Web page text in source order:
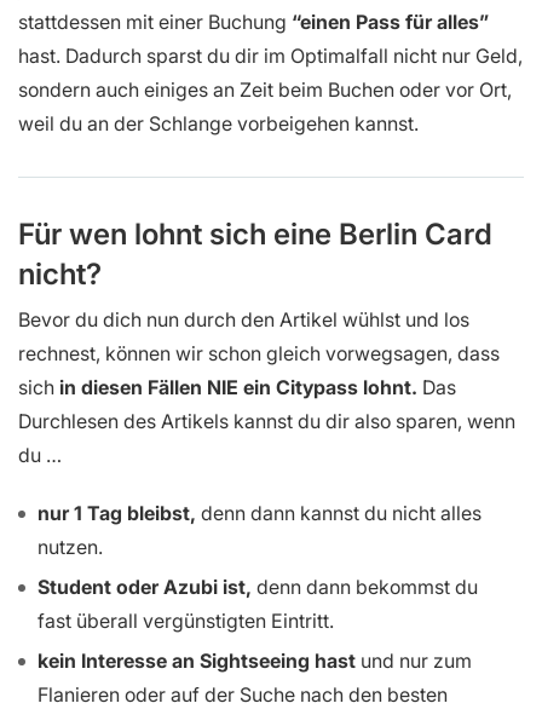
stattdessen mit einer Buchung “einen Pass für alles”
hast. Dadurch sparst du dir im Optimalfall nicht nur Geld,
sondern auch einiges an Zeit beim Buchen oder vor Ort,
weil du an der Schlange vorbeigehen kannst.
Für wen lohnt sich eine Berlin Card
nicht?
Bevor du dich nun durch den Artikel wühlst und los
rechnest, können wir schon gleich vorwegsagen, dass
sich in diesen Fällen NIE ein Citypass lohnt. Das
Durchlesen des Artikels kannst du dir also sparen, wenn
du …
nur 1 Tag bleibst, denn dann kannst du nicht alles
nutzen.
Student oder Azubi ist, denn dann bekommst du
fast überall vergünstigten Eintritt.
kein Interesse an Sightseeing hast und nur zum
Flanieren oder auf der Suche nach den besten